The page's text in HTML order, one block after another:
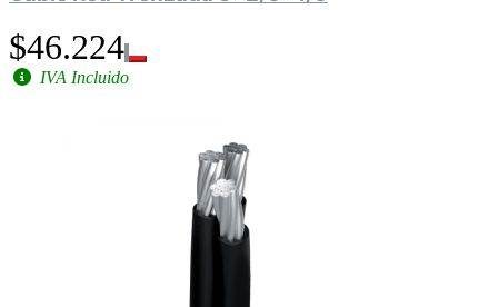
$46.224
IVA Incluido